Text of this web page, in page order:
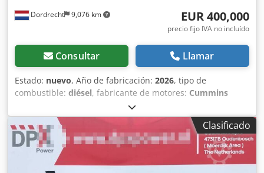
Dordrecht 9,076 km EUR 400,000
precio fijo IVA no incluído
Consultar Llamar
Estado: nuevo, Año de fabricación: 2026, tipo de
combustible: diésel, fabricante de motores: Cummins
, Propósito de uso: construcción Peso en vacío:
16.160 kg Codpfx Adoxwhuboijha Potencia del generador:
2.250 kVA Dimensiones del compartimento de carga: 618 x
229 x 254 cm Marcado CE: sí Póngase en contacto con el
equipo de DPX para más información. = Otras opciones y
accesorios = - Batería - Panel de control
Clasificado